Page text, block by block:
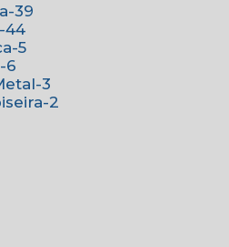
39
44
5
6
3
2